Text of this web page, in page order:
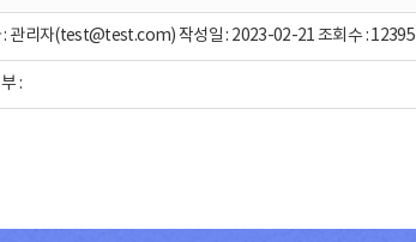
: 관리자(test@test.com) 작성일 : 2023-02-21 조회수 : 12395
: